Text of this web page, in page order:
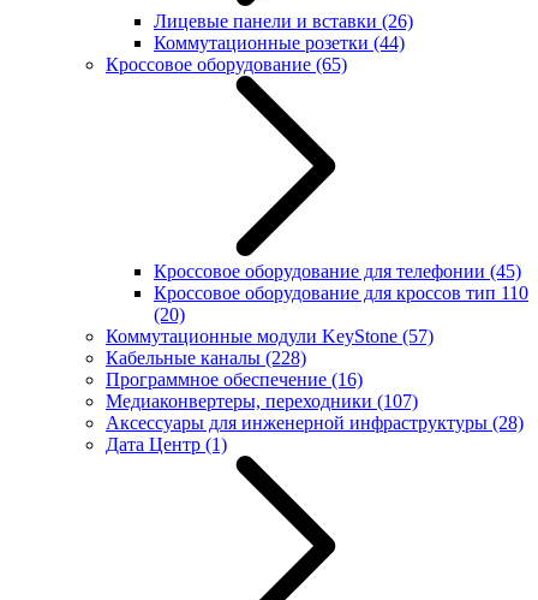
Лицевые панели и вставки (26)
Коммутационные розетки (44)
Кроссовое оборудование (65)
Кроссовое оборудование для телефонии (45)
Кроссовое оборудование для кроссов тип 110
(20)
Коммутационные модули KeyStone (57)
Кабельные каналы (228)
Программное обеспечение (16)
Медиаконвертеры, переходники (107)
Аксессуары для инженерной инфраструктуры (28)
Дата Центр (1)